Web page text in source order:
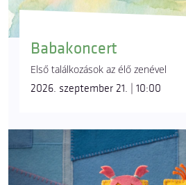
Babakoncert
Első találkozások az élő zenével
2026. szeptember 21. | 10:00